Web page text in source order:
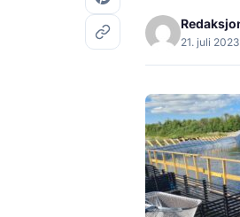
21. juli 2023